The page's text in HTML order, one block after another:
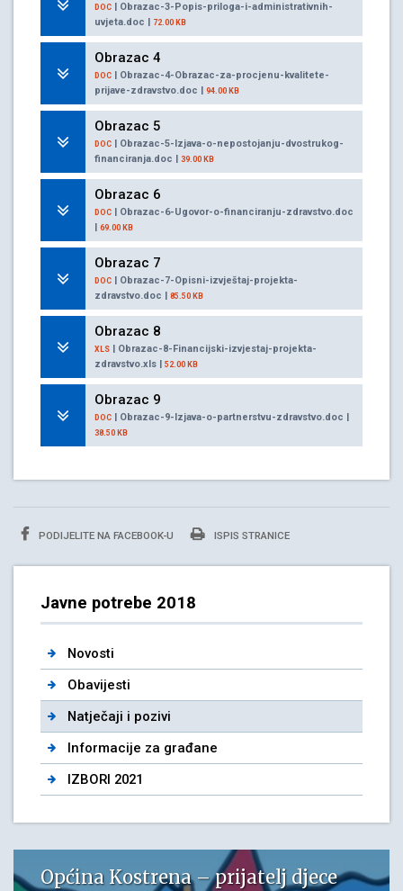
DOC | Obrazac-3-Popis-priloga-i-administrativnih-
uvjeta.doc | 72.00 KB
Obrazac 4
DOC | Obrazac-4-Obrazac-za-procjenu-kvalitete-
prijave-zdravstvo.doc | 94.00 KB
Obrazac 5
DOC | Obrazac-5-Izjava-o-nepostojanju-dvostrukog-
financiranja.doc | 39.00 KB
Obrazac 6
DOC | Obrazac-6-Ugovor-o-financiranju-zdravstvo.doc
| 69.00 KB
Obrazac 7
DOC | Obrazac-7-Opisni-izvještaj-projekta-
zdravstvo.doc | 85.50 KB
Obrazac 8
XLS | Obrazac-8-Financijski-izvjestaj-projekta-
zdravstvo.xls | 52.00 KB
Obrazac 9
DOC | Obrazac-9-Izjava-o-partnerstvu-zdravstvo.doc |
38.50 KB
PODIJELITE NA FACEBOOK-U ISPIS STRANICE
Javne potrebe 2018
Novosti
Obavijesti
Natječaji i pozivi
Informacije za građane
IZBORI 2021
Općina Kostrena – prijatelj djece